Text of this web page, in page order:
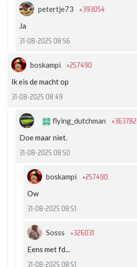
petertje73 +393054
Ja
31-08-2025 08:56
boskampi +257490
Ik eis de macht op
31-08-2025 08:49
flying_dutchman +363782
Doe maar niet.
31-08-2025 08:50
boskampi +257490
Ow
31-08-2025 08:51
Sosss +326031
Eens met fd...
31-08-2025 08:51